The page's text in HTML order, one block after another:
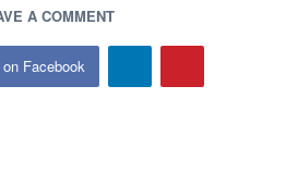
A COMMENT
Facebook